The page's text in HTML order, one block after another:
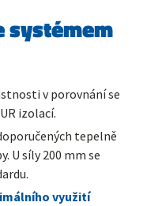
systémem
v porovnání se
izolací.
tepelně
U síly 200 mm se
využití